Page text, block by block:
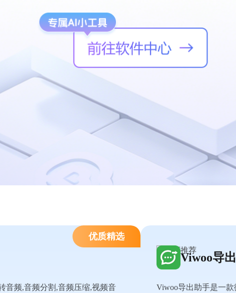
优质精选
音频,音频分割,音频压缩,视频音
Viwoo导
Viwoo导出助手是一